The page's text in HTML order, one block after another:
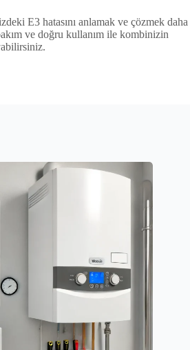
E3 hatasını anlamak ve çözmek daha
ve doğru kullanım ile kombinizin